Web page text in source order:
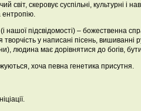
світ, скеровує суспільні, культурні і
ентропію.
нашої підсвідомості) – божественна
творчість у написані пісень,
людина має дорівнятися до богів,
хоча певна генетика присутня.